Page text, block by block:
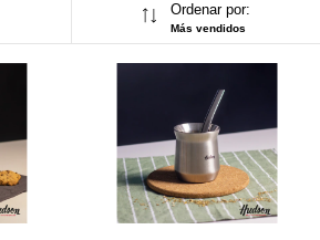
Ordenar por:
Más vendidos